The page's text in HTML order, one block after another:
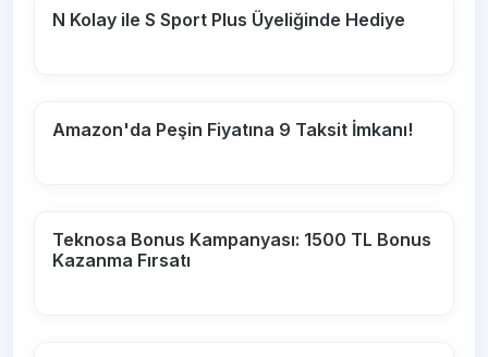
N Kolay ile S Sport Plus Üyeliğinde Hediye
Amazon'da Peşin Fiyatına 9 Taksit İmkanı!
Teknosa Bonus Kampanyası: 1500 TL Bonus
Kazanma Fırsatı